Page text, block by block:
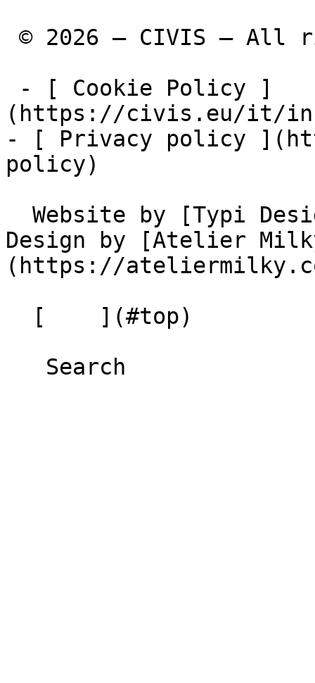
(https://civis.eu/it/
- [ Privacy policy
policy)
Design by [Atelier
(https://